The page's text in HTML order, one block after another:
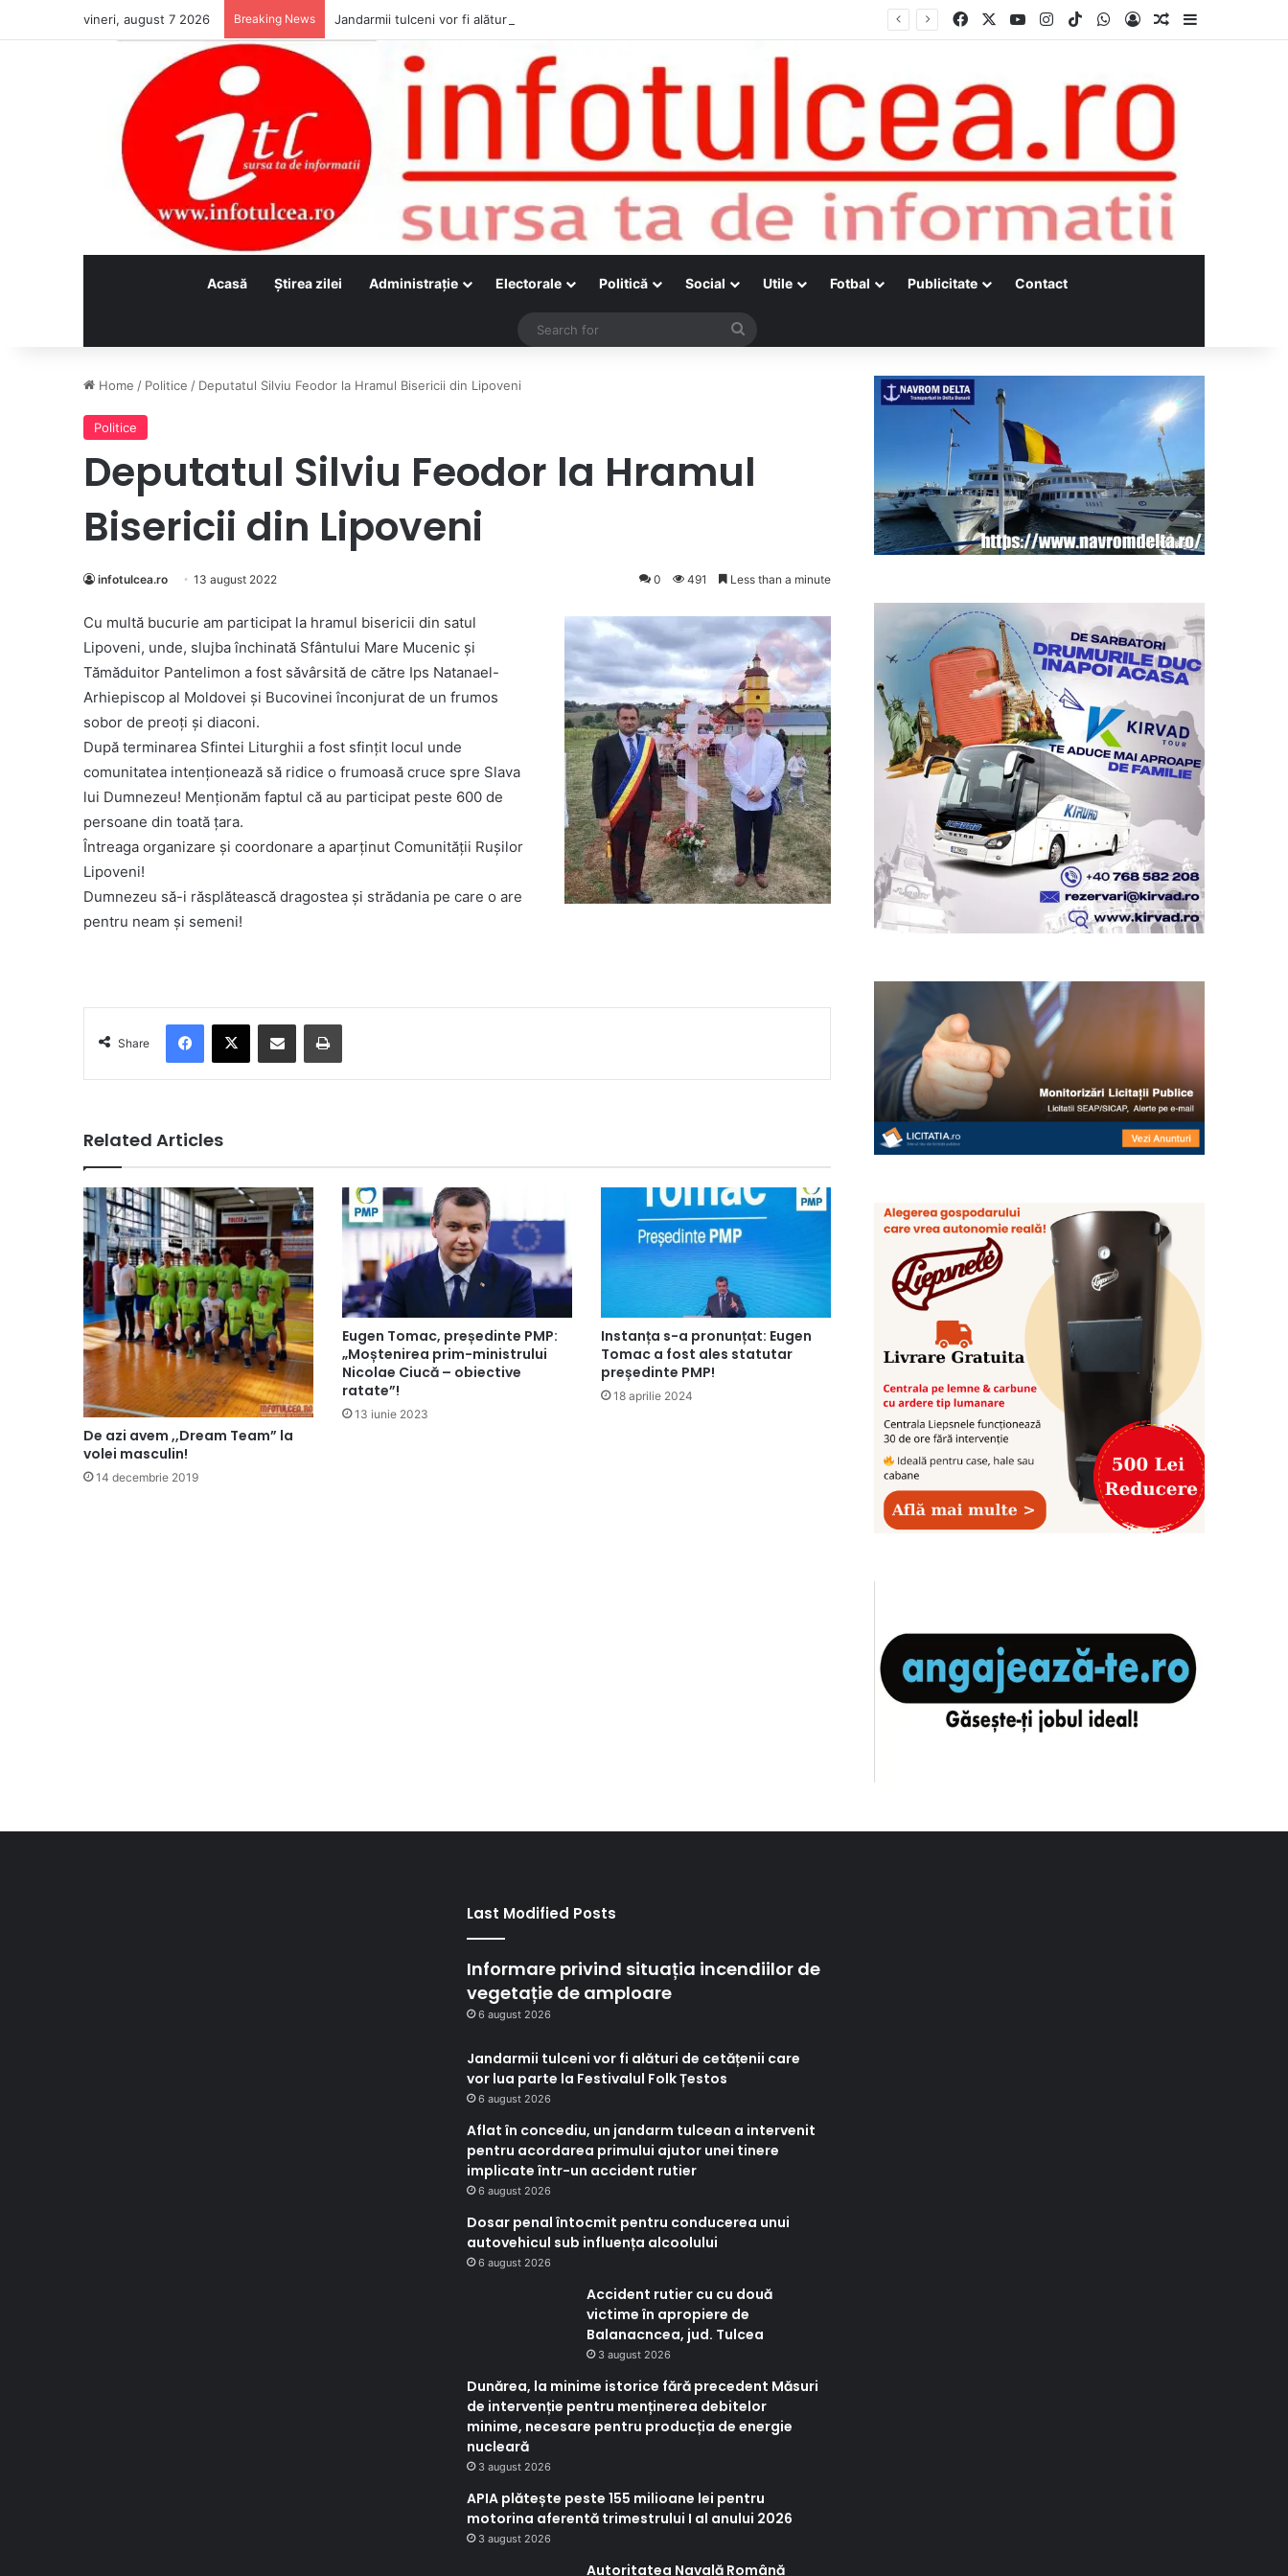
vineri, august 7 2026 Breaking News Jandarmii tulceni vor fi alături de cetățenii care vor lua parte la Festivalul Folk Țestos Facebook YouTubeInstagram
TikTokWhatsApp
Log InRandom Article
Acasă Ştirea zilei Administraţie Electorale Politică Social Utile Fotbal Publicitate Contact
Search
Home / Politice / Deputatul Silviu Feodor la Hramul Bisericii din Lipoveni
Politice
Deputatul Silviu Feodor la Hramul
Bisericii din Lipoveni
infotulcea.ro 13 august 2022 0 491 Less than a minute
Cu multă bucurie am participat la hramul bisericii din satul
Lipoveni, unde, slujba închinată Sfântului Mare Mucenic și
Tămăduitor Pantelimon a fost săvârsită de către Ips Natanael-
Arhiepiscop al Moldovei și Bucovinei înconjurat de un frumos
sobor de preoți și diaconi.
După terminarea Sfintei Liturghii a fost sfințit locul unde
comunitatea intenționează să ridice o frumoasă cruce spre Slava
lui Dumnezeu! Menționăm faptul că au participat peste 600 de
persoane din toată țara.
Întreaga organizare și coordonare a aparținut Comunității Rușilor
Lipoveni!
Dumnezeu să-i răsplătească dragostea și strădania pe care o are
pentru neam și semeni!
Share
Related Articles
De azi avem ,,Dream Team” la
volei masculin!
14 decembrie 2019
Eugen Tomac, președinte PMP:
„Moștenirea prim-ministrului
Nicolae Ciucă – obiective
ratate”!
13 iunie 2023
Instanța s-a pronunțat: Eugen
Tomac a fost ales statutar
președinte PMP!
18 aprilie 2024
Last Modified Posts
Informare privind situația incendiilor de
vegetație de amploare
6 august 2026
Jandarmii tulceni vor fi alături de cetățenii care
vor lua parte la Festivalul Folk Țestos
6 august 2026
Aflat în concediu, un jandarm tulcean a intervenit
pentru acordarea primului ajutor unei tinere
implicate într-un accident rutier
6 august 2026
Dosar penal întocmit pentru conducerea unui
autovehicul sub influența alcoolului
6 august 2026
Accident rutier cu cu două
victime în apropiere de
Balanacncea, jud. Tulcea
3 august 2026
Dunărea, la minime istorice fără precedent Măsuri
de intervenție pentru menținerea debitelor
minime, necesare pentru producția de energie
nucleară
3 august 2026
APIA plătește peste 155 milioane lei pentru
motorina aferentă trimestrului I al anului 2026
3 august 2026
Autoritatea Navală Română